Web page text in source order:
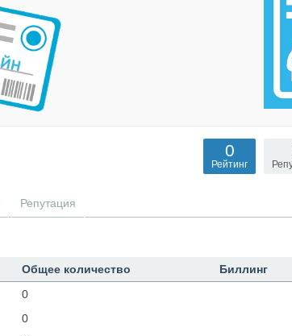
0
Рейтинг
Репутация
Общее количество Биллинг
0
0